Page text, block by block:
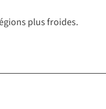
plus froides.